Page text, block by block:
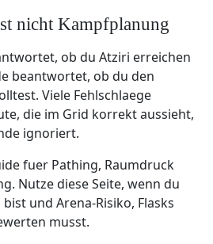
nicht Kampfplanung
ob du Atziri erreichen
beantwortet, ob du den
Viele Fehlschlaege
die im Grid korrekt aussieht,
ignoriert.
fuer Pathing, Raumdruck
Nutze diese Seite, wenn du
und Arena-Risiko, Flasks
musst.